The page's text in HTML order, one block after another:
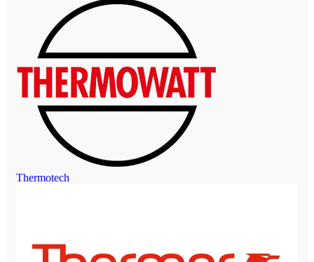
Thermotech